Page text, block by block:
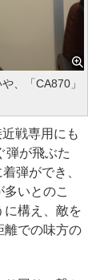
、「CA870」
戦専用にも
弾が飛ぶた
弾ができ、
いとのこ
に構え、敵を
離での味方の